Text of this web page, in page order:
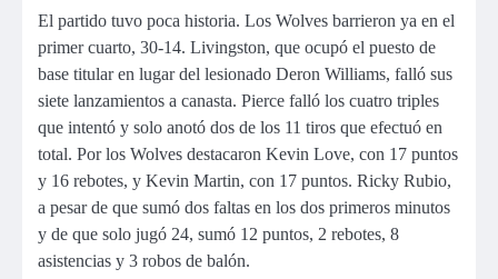
El partido tuvo poca historia. Los Wolves barrieron ya en el
primer cuarto, 30-14. Livingston, que ocupó el puesto de
base titular en lugar del lesionado Deron Williams, falló sus
siete lanzamientos a canasta. Pierce falló los cuatro triples
que intentó y solo anotó dos de los 11 tiros que efectuó en
total. Por los Wolves destacaron Kevin Love, con 17 puntos
y 16 rebotes, y Kevin Martin, con 17 puntos. Ricky Rubio,
a pesar de que sumó dos faltas en los dos primeros minutos
y de que solo jugó 24, sumó 12 puntos, 2 rebotes, 8
asistencias y 3 robos de balón.